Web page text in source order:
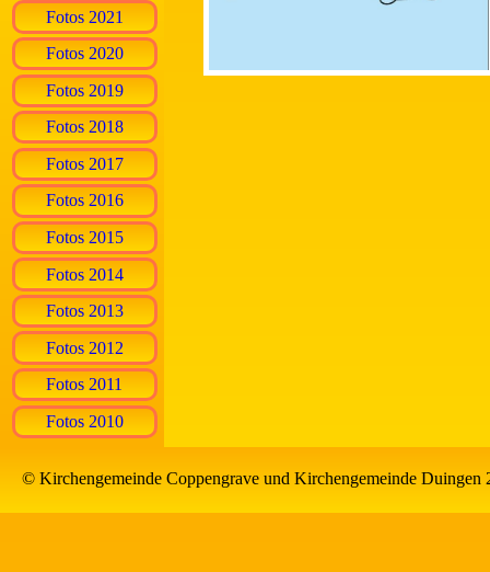
Fotos 2021
Fotos 2020
Fotos 2019
Fotos 2018
Fotos 2017
Fotos 2016
Fotos 2015
Fotos 2014
Fotos 2013
Fotos 2012
Fotos 2011
Fotos 2010
© Kirchengemeinde Coppengrave und Kirchengemeinde Duingen